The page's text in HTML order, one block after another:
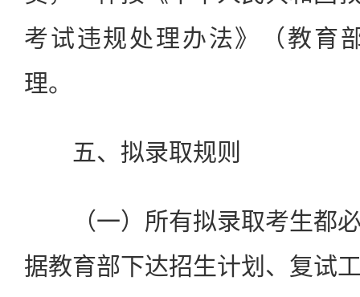
考试违规处理办法》（教育
理。
五、拟录取规则
（一）所有拟录取考生都必
据教育部下达招生计划、复试